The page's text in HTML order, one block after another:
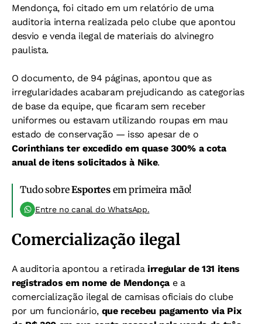
Mendonça, foi citado em um relatório de uma
auditoria interna realizada pelo clube que apontou
desvio e venda ilegal de materiais do alvinegro
paulista.
O documento, de 94 páginas, apontou que as
irregularidades acabaram prejudicando as categorias
de base da equipe, que ficaram sem receber
uniformes ou estavam utilizando roupas em mau
estado de conservação — isso apesar de o
Corinthians ter excedido em quase 300% a cota
anual de itens solicitados à Nike.
Tudo sobreEsportesem primeira mão!
Entre no canal do WhatsApp.
Comercialização ilegal
A auditoria apontou a retiradairregular de 131 itens
registrados em nome de Mendonça e a
comercialização ilegal de camisas oficiais do clube
por um funcionário, que recebeu pagamento via Pix